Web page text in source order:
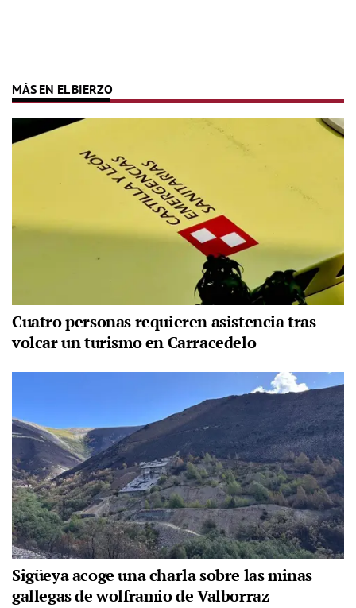
MÁS EN EL BIERZO
Cuatro personas requieren asistencia tras
volcar un turismo en Carracedelo
Sigüeya acoge una charla sobre las minas
gallegas de wolframio de Valborraz